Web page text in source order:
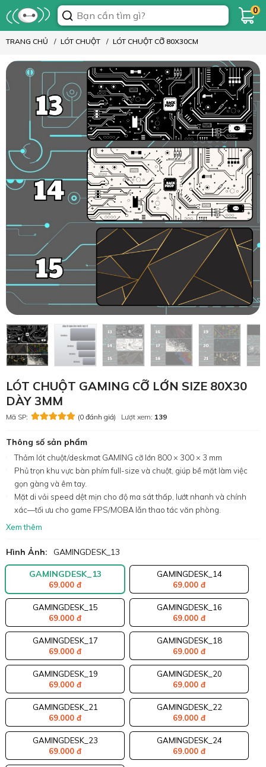
0
TRANG CHỦ LÓT CHUỘT LÓT CHUỘT CỠ 80X30CM
LÓT CHUỘT GAMING CỠ LỚN SIZE 80X30
DÀY 3MM
Mã SP: (0 đánh giá) Lượt xem: 139
Thông số sản phẩm
Thảm lót chuột/deskmat GAMING cỡ lớn 800 × 300 × 3 mm
Phủ trọn khu vực bàn phím full-size và chuột, giúp bề mặt làm việc
gọn gàng và êm tay.
Mặt di vải speed dệt mịn cho độ ma sát thấp, lướt nhanh và chính
xác—tối ưu cho game FPS/MOBA lẫn thao tác văn phòng.
Xem thêm
Hình Ảnh: GAMINGDESK_13
GAMINGDESK_13
69.000 đ
GAMINGDESK_14
69.000 đ
GAMINGDESK_15
69.000 đ
GAMINGDESK_16
69.000 đ
GAMINGDESK_17
69.000 đ
GAMINGDESK_18
69.000 đ
GAMINGDESK_19
69.000 đ
GAMINGDESK_20
69.000 đ
GAMINGDESK_21
69.000 đ
GAMINGDESK_22
69.000 đ
GAMINGDESK_23
69.000 đ
GAMINGDESK_24
69.000 đ